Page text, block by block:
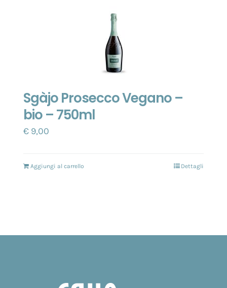
Sgàjo Prosecco Vegano –
bio – 750ml
€ 9,00
Aggiungi al carrello Dettagli